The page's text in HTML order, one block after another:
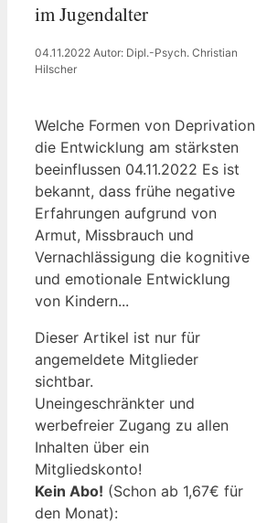
im Jugendalter
04.11.2022 Autor: Dipl.-Psych. Christian
Hilscher
Welche Formen von Deprivation
die Entwicklung am stärksten
beeinflussen 04.11.2022 Es ist
bekannt, dass frühe negative
Erfahrungen aufgrund von
Armut, Missbrauch und
Vernachlässigung die kognitive
und emotionale Entwicklung
von Kindern...
Dieser Artikel ist nur für
angemeldete Mitglieder
sichtbar.
Uneingeschränkter und
werbefreier Zugang zu allen
Inhalten über ein
Mitgliedskonto!
Kein Abo! (Schon ab 1,67€ für
den Monat):